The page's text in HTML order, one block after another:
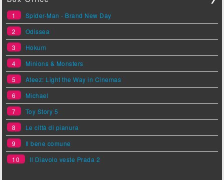
1
Spider-Man - Brand New Day
2
Odissea
3
Hokum
4
Minions & Monsters
5
Ateez: Light the Way in Cinemas
6
Michael
7
Toy Story 5
8
Le città di pianura
9
Il bene comune
10
Il Diavolo veste Prada 2